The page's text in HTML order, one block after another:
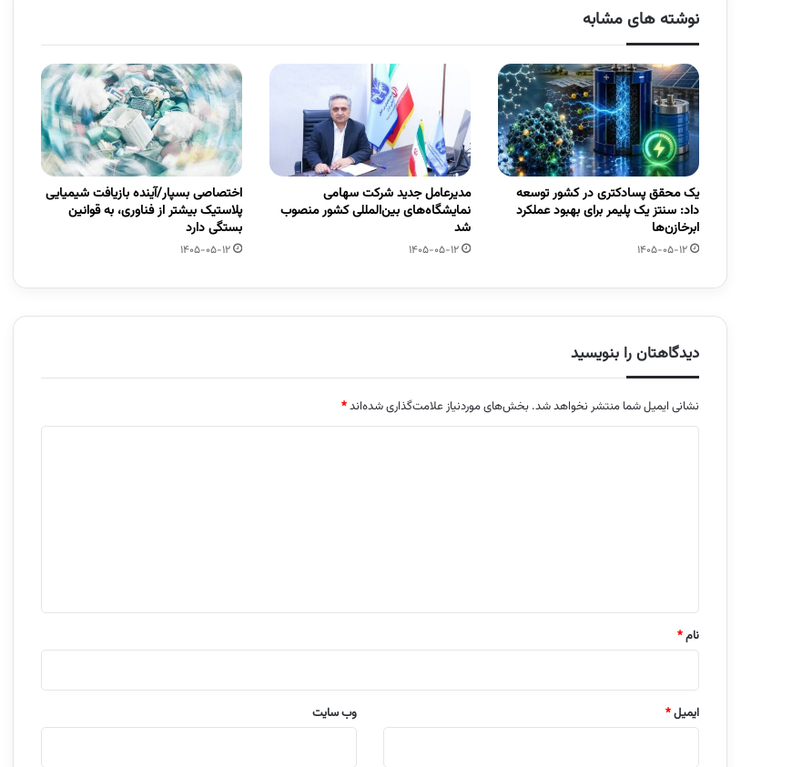
نوشته های مشابه
یک محقق پسادکتری در کشور توسعه
داد: سنتز یک پلیمر برای بهبود عملکرد
ابرخازن‌ها
1405-05-12
مدیرعامل جدید شرکت سهامی
نمایشگاه‌های بین‌المللی کشور منصوب
شد
1405-05-12
اختصاصی بسپار/آینده بازیافت شیمیایی
پلاستیک بیشتر از فناوری، به قوانین
بستگی دارد
1405-05-12
دیدگاهتان را بنویسید
نشانی ایمیل شما منتشر نخواهد شد. بخش‌های موردنیاز علامت‌گذاری شده‌اند*
نام*
ایمیل* وب‌ سایت